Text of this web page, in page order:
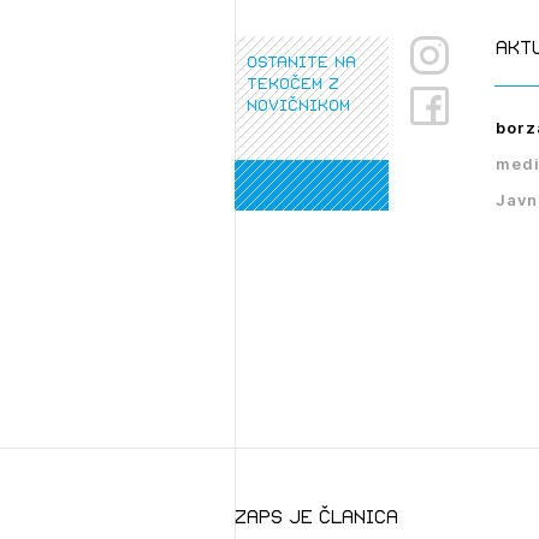
ostanite na
tekočem z
novičnikom
zaps je članica